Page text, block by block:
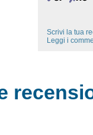
Scrivi la tua
Leggi i